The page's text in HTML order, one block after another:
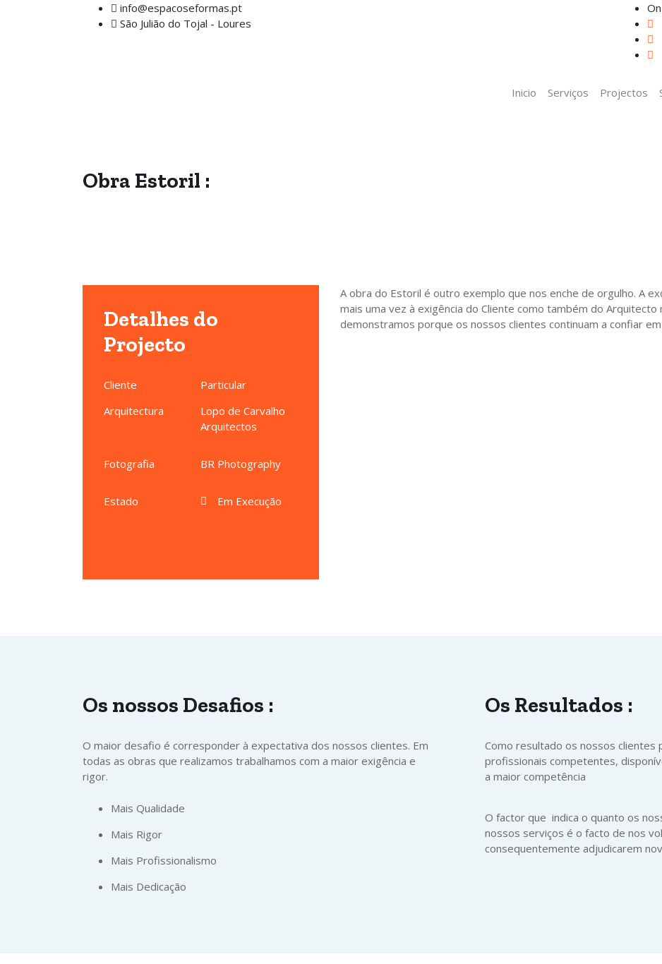
info@espacoseformas.pt
São Julião do Tojal - Loures
Inicio Serviços Projectos
Obra Estoril :
Detalhes do
Projecto
Cliente
Particular
Arquitectura
Lopo de Carvalho
Arquitectos
Fotografia BR Photography
Estado Em Execução
A obra do Estoril é outro exemplo que nos enche de orgulho. A
mais uma vez à exigência do Cliente como também do
demonstramos porque os nossos clientes continuam a confiar
Os nossos Desafios :
O maior desafio é corresponder à expectativa dos nossos clientes. Em
todas as obras que realizamos trabalhamos com a maior exigência e
rigor.
Mais Qualidade
Mais Rigor
Mais Profissionalismo
Mais Dedicação
Os Resultados :
Como resultado os nossos clientes
profissionais competentes,
a maior competência
O factor que indica o quanto os
nossos serviços é o facto de nos
consequentemente adjudicarem